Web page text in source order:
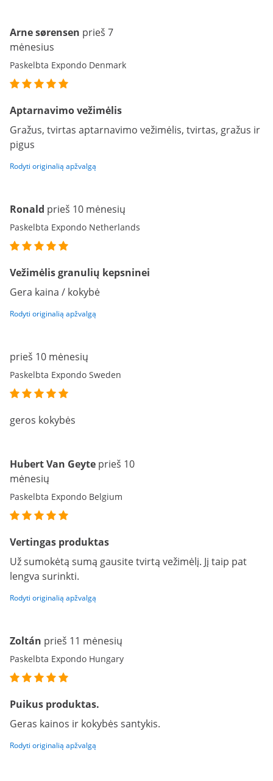
Arne sørensen prieš 7
mėnesius
Paskelbta Expondo Denmark
Aptarnavimo vežimėlis
Gražus, tvirtas aptarnavimo vežimėlis, tvirtas, gražus ir
pigus
Rodyti originalią apžvalgą
Ronald prieš 10 mėnesių
Paskelbta Expondo Netherlands
Vežimėlis granulių kepsninei
Gera kaina / kokybė
Rodyti originalią apžvalgą
prieš 10 mėnesių
Paskelbta Expondo Sweden
geros kokybės
Hubert Van Geyte prieš 10
mėnesių
Paskelbta Expondo Belgium
Vertingas produktas
Už sumokėtą sumą gausite tvirtą vežimėlį. Jį taip pat
lengva surinkti.
Rodyti originalią apžvalgą
Zoltán prieš 11 mėnesių
Paskelbta Expondo Hungary
Puikus produktas.
Geras kainos ir kokybės santykis.
Rodyti originalią apžvalgą